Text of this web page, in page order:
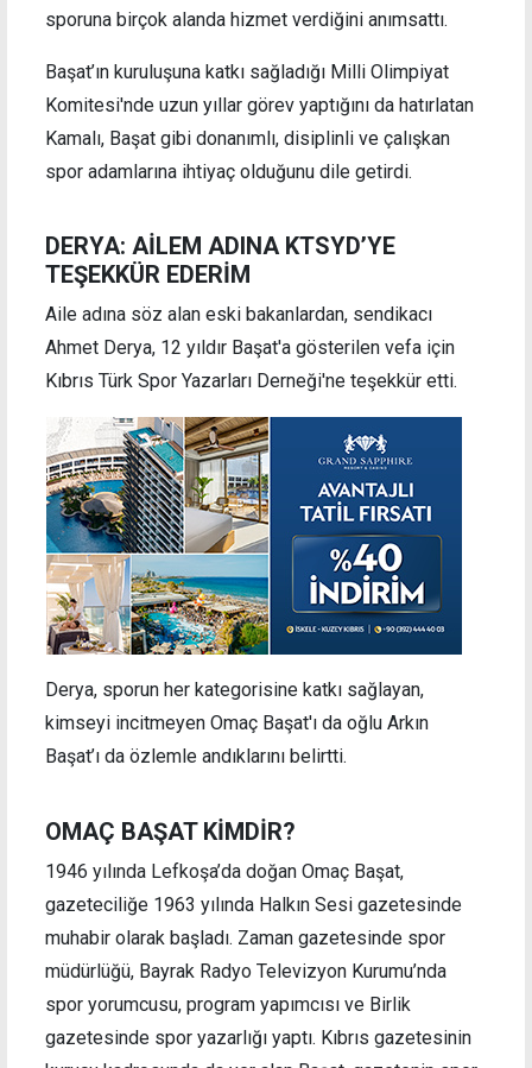
sporuna birçok alanda hizmet verdiğini anımsattı.
Başat’ın kuruluşuna katkı sağladığı Milli Olimpiyat
Komitesi'nde uzun yıllar görev yaptığını da hatırlatan
Kamalı, Başat gibi donanımlı, disiplinli ve çalışkan
spor adamlarına ihtiyaç olduğunu dile getirdi.
DERYA: AİLEM ADINA KTSYD’YE
TEŞEKKÜR EDERİM
Aile adına söz alan eski bakanlardan, sendikacı
Ahmet Derya, 12 yıldır Başat'a gösterilen vefa için
Kıbrıs Türk Spor Yazarları Derneği'ne teşekkür etti.
Derya, sporun her kategorisine katkı sağlayan,
kimseyi incitmeyen Omaç Başat'ı da oğlu Arkın
Başat’ı da özlemle andıklarını belirtti.
OMAÇ BAŞAT KİMDİR?
1946 yılında Lefkoşa’da doğan Omaç Başat,
gazeteciliğe 1963 yılında Halkın Sesi gazetesinde
muhabir olarak başladı. Zaman gazetesinde spor
müdürlüğü, Bayrak Radyo Televizyon Kurumu’nda
spor yorumcusu, program yapımcısı ve Birlik
gazetesinde spor yazarlığı yaptı. Kıbrıs gazetesinin